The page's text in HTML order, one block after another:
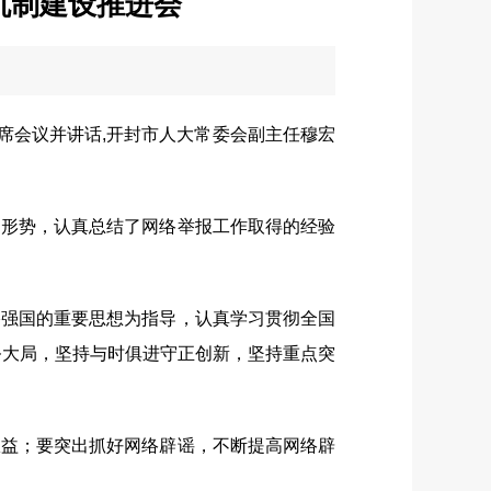
议并讲话,开封市人大常委会副主任穆宏
，认真总结了网络举报工作取得的经验
的重要思想为指导，认真学习贯彻全国
局，坚持与时俱进守正创新，坚持重点突
要突出抓好网络辟谣，不断提高网络辟